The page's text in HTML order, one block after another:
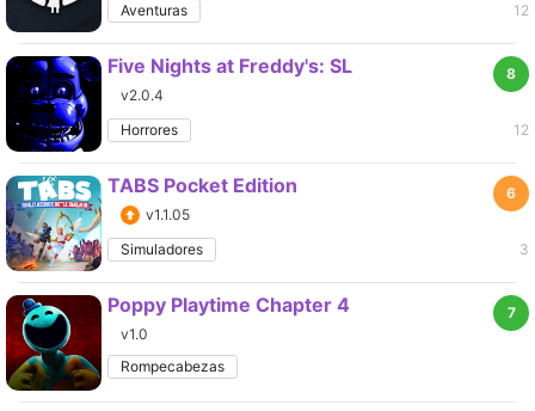
Aventuras
12
8
Five Nights at Freddy's: SL
v2.0.4
Horrores
12
6
TABS Pocket Edition
v1.1.05
Simuladores
3
7
Poppy Playtime Chapter 4
v1.0
Rompecabezas